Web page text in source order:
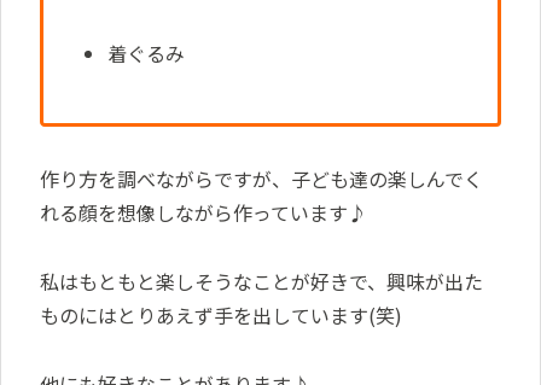
着ぐるみ
作り方を調べながらですが、子ども達の楽しんでく
れる顔を想像しながら作っています♪
私はもともと楽しそうなことが好きで、興味が出た
ものにはとりあえず手を出しています(笑)